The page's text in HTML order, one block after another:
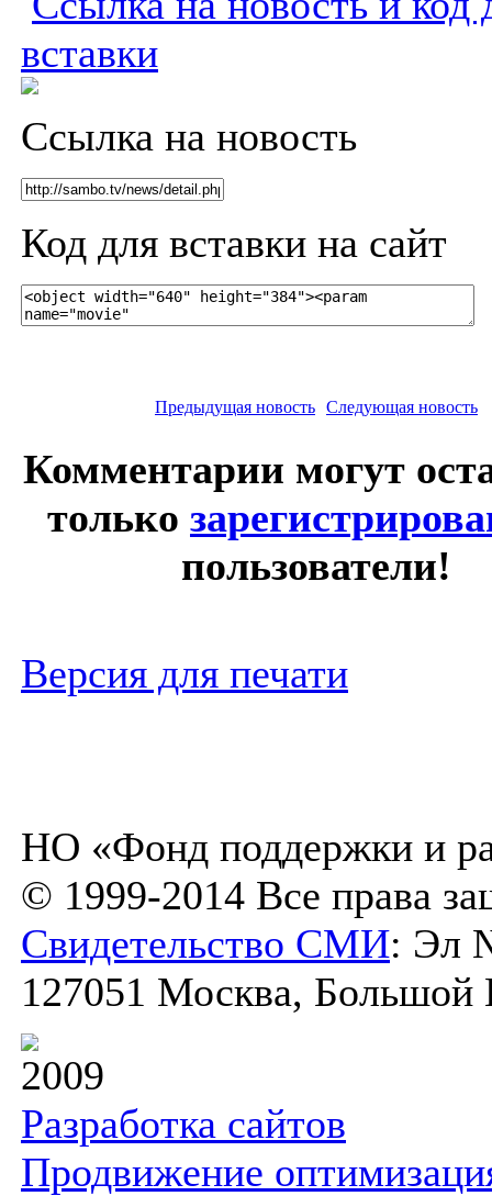
вставки
Ссылка на новость
Код для вставки на сайт
Предыдущая новость Следующая новость
Комментарии могут
только
пользователи!
Версия для печати
НО «Фонд поддержки и
© 1999-2014 Все права
Свидетельство СМИ: Эл
127051 Москва, Большой
2009
Разработка сайтов
Продвижение